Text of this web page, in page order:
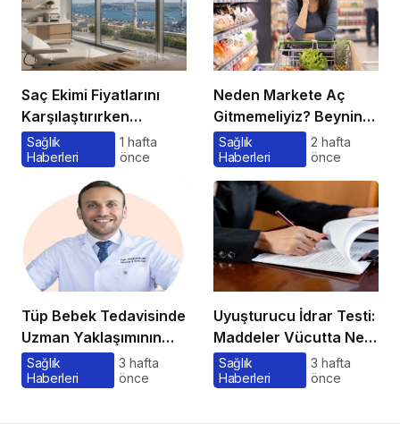
Saç Ekimi Fiyatlarını
Karşılaştırırken
Gözden Kaçan
Maliyetler
Sağlık
Haberleri
1 hafta
önce
Neden Markete Aç
Gitmemeliyiz? Beynin
Satın Alma Psikolojisi
Sağlık
Haberleri
2 hafta
önce
Tüp Bebek Tedavisinde
Uzman Yaklaşımının
Önemi ve Bilinmesi
Gerekenler
Sağlık
Haberleri
3 hafta
önce
Uyuşturucu İdrar Testi:
Maddeler Vücutta Ne
Kadar Kalır, Süreç
Nasıl İşler?
Sağlık
Haberleri
3 hafta
önce